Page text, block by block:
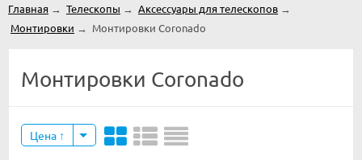
Главная → Телескопы → Аксессуары для телескопов →
Монтировки → Монтировки Coronado
Монтировки Coronado
Цена